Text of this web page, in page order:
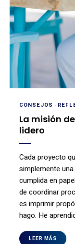
CONSEJOS -
La misión
lidero
Cada proyecto
simplemente
cumplida en
de coordinar
es imprimir
hago. He
LEER MÁS